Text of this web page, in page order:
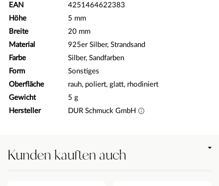
EAN
4251464622383
Höhe
5 mm
Breite
20 mm
Material
925er Silber, Strandsand
Farbe
Silber, Sandfarben
Form
Sonstiges
Oberfläche
rauh, poliert, glatt, rhodiniert
Gewicht
5 g
Hersteller
DUR Schmuck GmbH
Kunden kauften auch